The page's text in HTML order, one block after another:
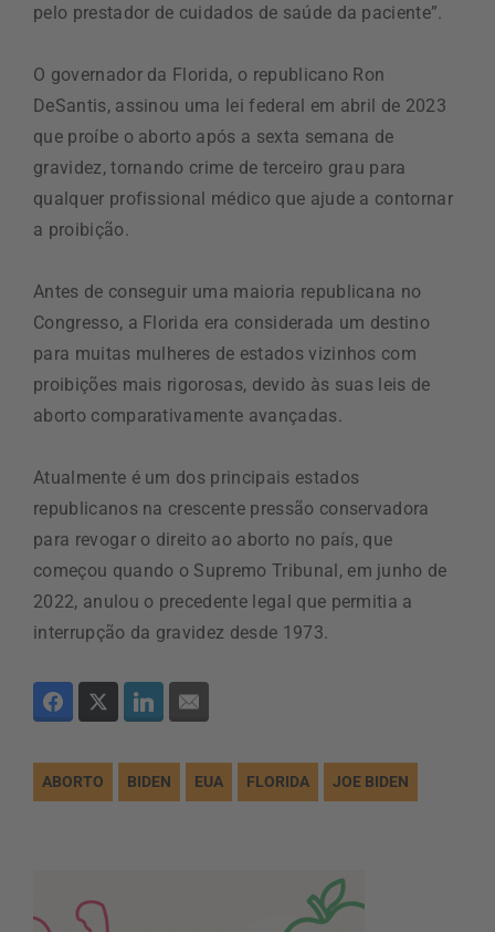
pelo prestador de cuidados de saúde da paciente”.
O governador da Florida, o republicano Ron
DeSantis, assinou uma lei federal em abril de 2023
que proíbe o aborto após a sexta semana de
gravidez, tornando crime de terceiro grau para
qualquer profissional médico que ajude a contornar
a proibição.
Antes de conseguir uma maioria republicana no
Congresso, a Florida era considerada um destino
para muitas mulheres de estados vizinhos com
proibições mais rigorosas, devido às suas leis de
aborto comparativamente avançadas.
Atualmente é um dos principais estados
republicanos na crescente pressão conservadora
para revogar o direito ao aborto no país, que
começou quando o Supremo Tribunal, em junho de
2022, anulou o precedente legal que permitia a
interrupção da gravidez desde 1973.
ABORTO BIDEN EUA FLORIDA JOE BIDEN